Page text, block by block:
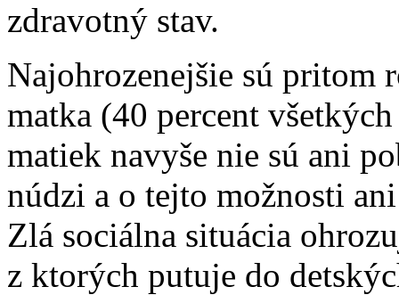
zdravotný stav.
Najohrozenejšie sú pritom
matka (40 percent
matiek navyše nie sú ani
núdzi a o tejto možnosti
Zlá sociálna situácia
z ktorých putuje do